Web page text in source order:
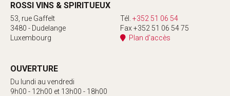
ROSSI VINS & SPIRITUEUX
53, rue Gaffelt
3480 - Dudelange
Luxembourg
Tél. +352 51 06 54
Fax +352 51 06 54 75
Plan d'accès
OUVERTURE
Du lundi au vendredi
9h00 - 12h00 et 13h00 - 18h00